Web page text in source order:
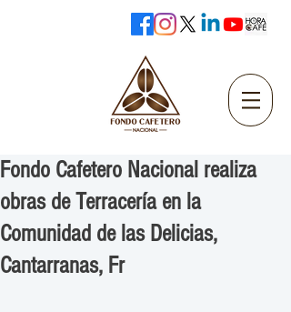
Fondo Cafetero Nacional realiza
obras de Terracería en la
Comunidad de las Delicias,
Cantarranas, Fr